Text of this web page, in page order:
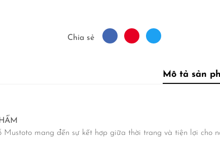
Chia sẻ
Mô tả sản
Mustoto mang đến sự kết hợp giữa thời trang và tiện lợi cho